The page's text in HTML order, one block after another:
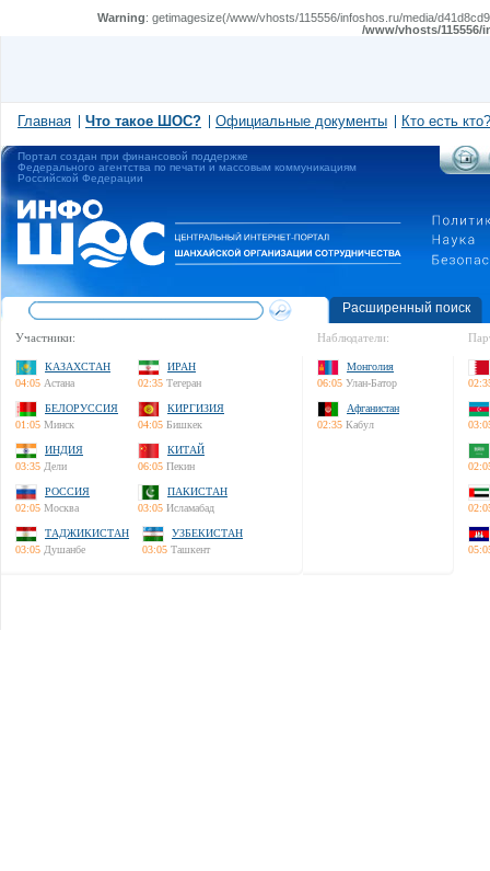
Warning: getimagesize(/www/vhosts/115556/infoshos.ru/media/
/www/vhosts/
Главная Что такое ШОС? Официальные документы Кто есть кто?
Портал создан при финансовой поддержке
Федерального агентства по печати и массовым коммуникациям
Российской Федерации
Расширенный поиск
Участники:
КАЗАХСТАН
04:05 Астана
ИРАН
02:35 Тегеран
БЕЛОРУССИЯ
01:05 Минск
КИРГИЗИЯ
04:05 Бишкек
ИНДИЯ
03:35 Дели
КИТАЙ
06:05 Пекин
РОССИЯ
02:05 Москва
ПАКИСТАН
03:05 Исламабад
ТАДЖИКИСТАН
03:05 Душанбе
УЗБЕКИСТАН
03:05 Ташкент
Наблюдатели:
Монголия
06:05 Улан-Батор
Афганистан
02:35 Кабул